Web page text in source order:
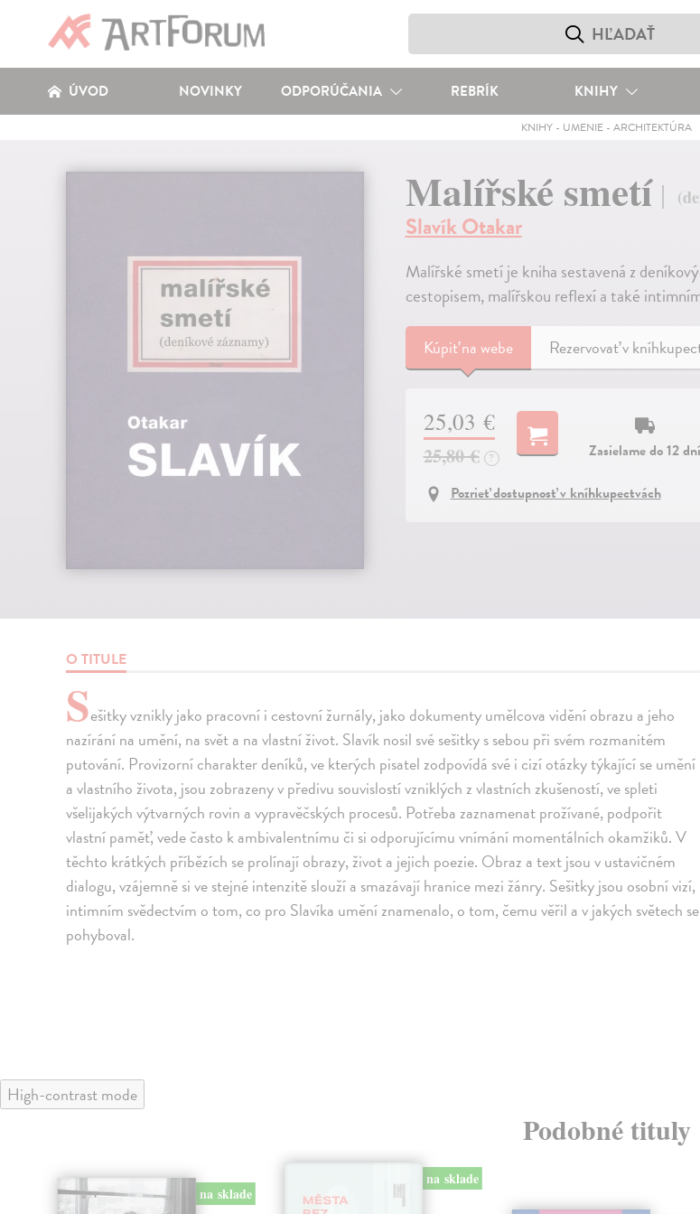
ÚVOD NOVINKY ODPORÚČANIA REBRÍK KNIHY
KNIHY - UMENIE -ARCHITEKTÚRA
Malířské smetí
Slavík Otakar
Malířské smetí je kniha sestavená z
cestopisem, malířskou reflexí a také
Kúpiťna webe Rezervovať v
25,03 €
25,80 € ?
Zasielame do 12 dní
Pozrieť dostupnosť v kníhkupectvách
O TITULE
Sešitky vznikly jako pracovní i cestovní žurnály, jako dokumenty umělcova vidění obrazu a jeho
nazírání na umění, na svět a na vlastní život. Slavík nosil své sešitky s sebou při svém rozmanitém
putování. Provizorní charakter deníků, ve kterých pisatel zodpovídá své i cizí otázky týkající se umění
a vlastního života, jsou zobrazeny v předivu souvislostí vzniklých z vlastních zkušeností, ve spleti
všelijakých výtvarných rovin a vypravěčských procesů. Potřeba zaznamenat prožívané, podpořit
vlastní paměť, vede často k ambivalentnímu či si odporujícímu vnímání momentálních okamžiků. V
těchto krátkých příbězích se prolínají obrazy, život a jejich poezie. Obraz a text jsou v ustavičném
dialogu, vzájemně si ve stejné intenzitě slouží a smazávají hranice mezi žánry. Sešitky jsou osobní vizí,
intimním svědectvím o tom, co pro Slavíka umění znamenalo, o tom, čemu věřil a v jakých světech se
pohyboval.
High-contrast mode
Podobné tituly
na sklade
na sklade